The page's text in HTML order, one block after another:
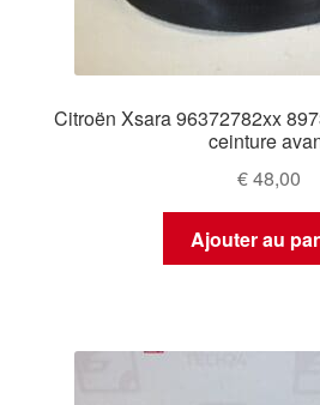
Termes et conditions
Citroën Xsara 96372782xx
ceinture
€48,00
Ajouter au